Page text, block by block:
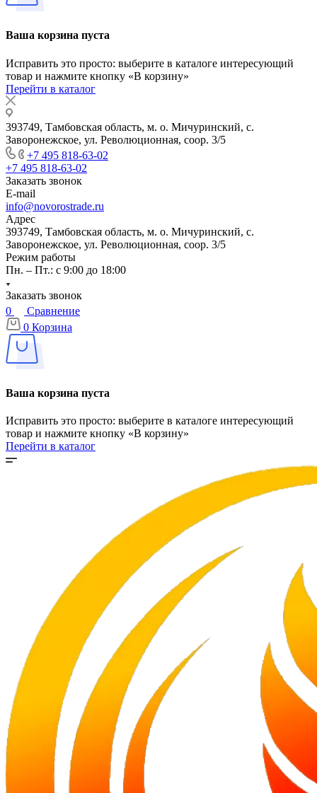
Ваша корзина пуста
Исправить это просто: выберите в каталоге интересующий
товар и нажмите кнопку «В корзину»
Перейти в каталог
393749, Тамбовская область, м. о. Мичуринский, с.
Заворонежское, ул. Революционная, соор. 3/5
+7 495 818-63-02
+7 495 818-63-02
Заказать звонок
E-mail
info@novorostrade.ru
Адрес
393749, Тамбовская область, м. о. Мичуринский, с.
Заворонежское, ул. Революционная, соор. 3/5
Режим работы
Пн. – Пт.: с 9:00 до 18:00
Заказать звонок
0
Сравнение
0 Корзина
Ваша корзина пуста
Исправить это просто: выберите в каталоге интересующий
товар и нажмите кнопку «В корзину»
Перейти в каталог